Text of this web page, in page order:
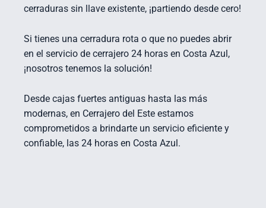
cerraduras sin llave existente, ¡partiendo desde cero!
Si tienes una cerradura rota o que no puedes abrir
en el servicio de cerrajero 24 horas en Costa Azul,
¡nosotros tenemos la solución!
Desde cajas fuertes antiguas hasta las más
modernas, en Cerrajero del Este estamos
comprometidos a brindarte un servicio eficiente y
confiable, las 24 horas en Costa Azul.